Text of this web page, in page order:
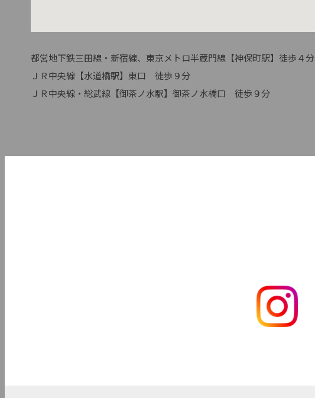
都営地下鉄三田線・新宿線、東京メトロ半蔵門線【神保町駅】徒歩４分
ＪＲ中央線【水道橋駅】東口　徒歩９分
ＪＲ中央線・総武線【御茶ノ水駅】御茶ノ水橋口　徒歩９分